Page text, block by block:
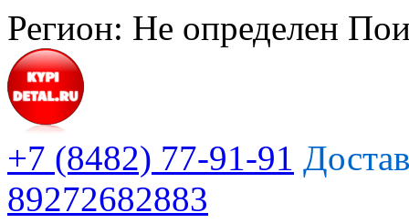
Регион: Не определен
+7 (8482) 77-91-91
89272682883